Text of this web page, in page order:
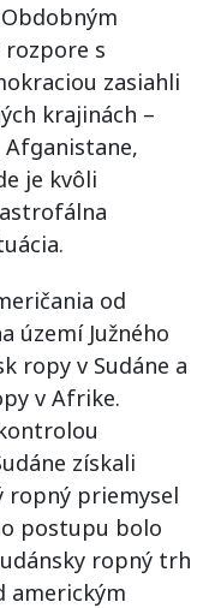
s
zasiahli
krajinách –
Afganistane,
je kvôli
od
území Južného
ropy v Sudáne a
v Afrike.
získali
ropný priemysel
postupu bolo
ropný trh
americkým